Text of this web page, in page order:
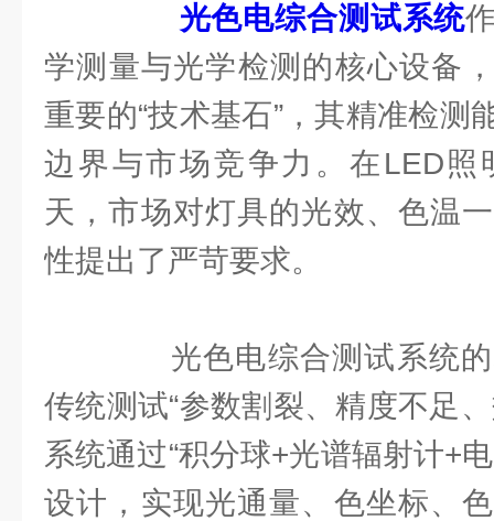
光色电综合测试系统
学测量与光学检测的核心设备
重要的“技术基石”，其精准检测
边界与市场竞争力。在LED照
天，市场对灯具的光效、色温
性提出了严苛要求。
光色电综合测试系统的
传统测试“参数割裂、精度不足
系统通过“积分球+光谱辐射计+
设计，实现光通量、色坐标、